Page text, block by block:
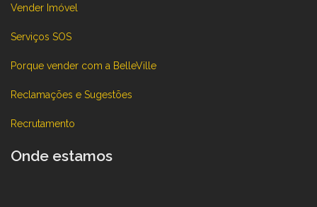
Vender Imóvel
Serviços SOS
Porque vender com a BelleVille
Reclamações e Sugestões
Recrutamento
Onde estamos